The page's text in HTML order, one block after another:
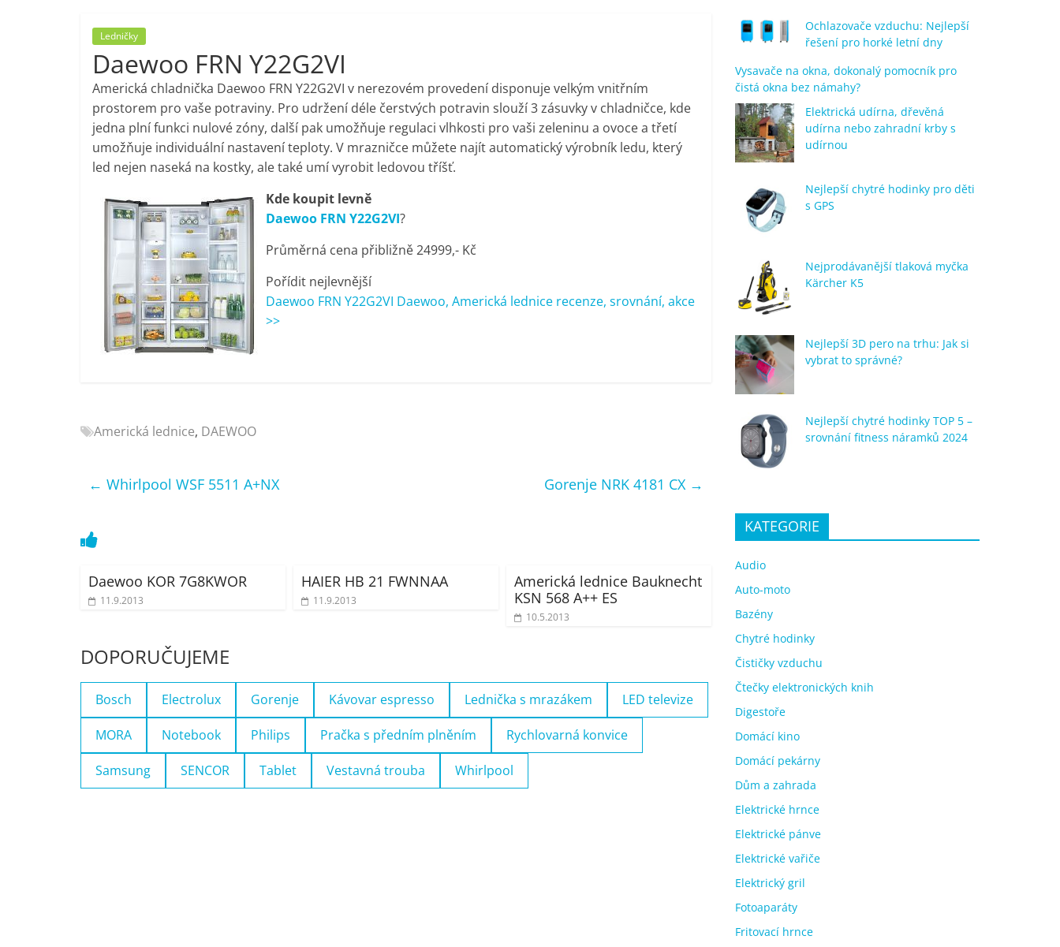
porovnání,
pračky,
televize,
notebooky,
mobilní
telefony,
kávovary,
bazény
Elektro
pračky,
mobilní
kávovary,
bazény
Ledničky
Daewoo FRN Y22G2VI
Americká chladnička Daewoo FRN Y22G2VI v nerezovém provedení disponuje velkým vnitřním
prostorem pro vaše potraviny. Pro udržení déle čerstvých potravin slouží 3 zásuvky v chladničce, kde
jedna plní funkci nulové zóny, další pak umožňuje regulaci vlhkosti pro vaši zeleninu a ovoce a třetí
umožňuje individuální nastavení teploty. V mrazničce můžete najít automatický výrobník ledu, který
led nejen naseká na kostky, ale také umí vyrobit ledovou tříšť.
Kde koupit levně
Daewoo FRN Y22G2VI?
Průměrná cena přibližně 24999,- Kč
Pořídit nejlevnější
Daewoo FRN Y22G2VI Daewoo, Americká lednice recenze, srovnání, akce
>>
Americká lednice, DAEWOO
← Whirlpool WSF 5511 A+NX Gorenje NRK 4181 CX →
Daewoo KOR 7G8KWOR
11.9.2013
HAIER HB 21 FWNNAA
11.9.2013
Americká lednice Bauknecht
KSN 568 A++ ES
10.5.2013
DOPORUČUJEME
Bosch Electrolux Gorenje Kávovar espresso Lednička s mrazákem LED televize
MORA Notebook Philips Pračka s předním plněním Rychlovarná konvice
Samsung SENCOR Tablet Vestavná trouba Whirlpool
Ochlazovače vzduchu: Nejlepší
řešení pro horké letní dny
Vysavače na okna, dokonalý pomocník pro
čistá okna bez námahy?
Elektrická udírna, dřevěná
udírna nebo zahradní krby s
udírnou
Nejlepší chytré hodinky pro děti
s GPS
Nejprodávanější tlaková myčka
Kärcher K5
Nejlepší 3D pero na trhu: Jak si
vybrat to správné?
Nejlepší chytré hodinky TOP 5 –
srovnání fitness náramků 2024
KATEGORIE
Audio
Auto-moto
Bazény
Chytré hodinky
Čističky vzduchu
Čtečky elektronických knih
Digestoře
Domácí kino
Domácí pekárny
Dům a zahrada
Elektrické hrnce
Elektrické pánve
Elektrické vařiče
Elektrický gril
Fotoaparáty
Fritovací hrnce